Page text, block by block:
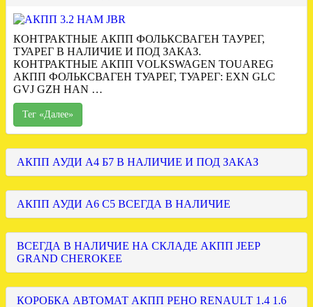
КОНТРАКТНЫЕ АКПП ФОЛЬКСВАГЕН ТАУРЕГ,
ТУАРЕГ В НАЛИЧИЕ И ПОД ЗАКАЗ.
КОНТРАКТНЫЕ АКПП VOLKSWAGEN TOUAREG
АКПП ФОЛЬКСВАГЕН ТУАРЕГ, ТУАРЕГ: EXN GLC
GVJ GZH HAN …
Тег «Далее»
АКПП АУДИ А4 Б7 В НАЛИЧИЕ И ПОД ЗАКАЗ
АКПП АУДИ А6 С5 ВСЕГДА В НАЛИЧИЕ
ВСЕГДА В НАЛИЧИЕ НА СКЛАДЕ АКПП JEEP
GRAND CHEROKEE
КОРОБКА АВТОМАТ АКПП РЕНО RENAULT 1.4 1.6